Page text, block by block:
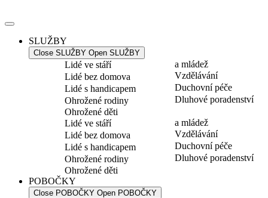
k
SLUŽBY
Close SLUŽBY Open SLUŽBY
Lidé ve stáří
Lidé bez domova
Lidé s handicapem
Ohrožené rodiny
Ohrožené děti
a mládež
Vzdělávání
Duchovní péče
Dluhové poradenství
Lidé ve stáří
Lidé bez domova
Lidé s handicapem
Ohrožené rodiny
Ohrožené děti
a mládež
Vzdělávání
Duchovní péče
Dluhové poradenství
POBOČKY
Close POBOČKY Open POBOČKY